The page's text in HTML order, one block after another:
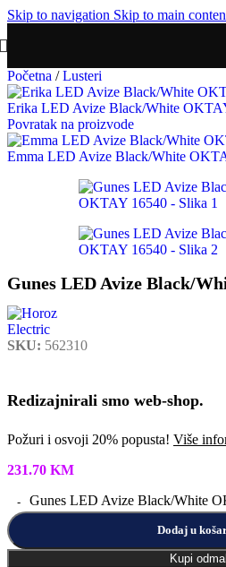
Skip to navigation Skip to main
Početna / Lusteri
Erika LED Avize Black/White
Povratak na proizvode
Emma LED Avize Black/White
Gunes LED Avize Black/
SKU: 562310
Redizajnirali smo web-shop.
Požuri i osvoji 20% popusta! Više
231.70 KM
Gunes LED Avize Black/White
Dodaj u
Kupi